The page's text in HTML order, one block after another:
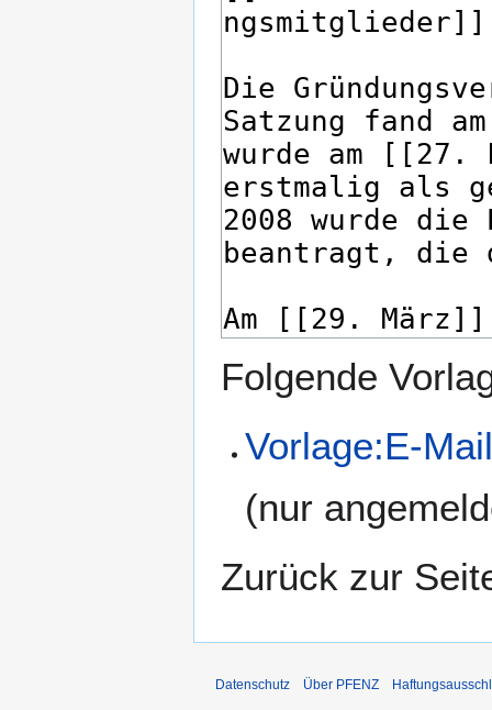
Folgende
Vorlage:E-
(nur
Zurück zur
Datenschutz Über PFENZ